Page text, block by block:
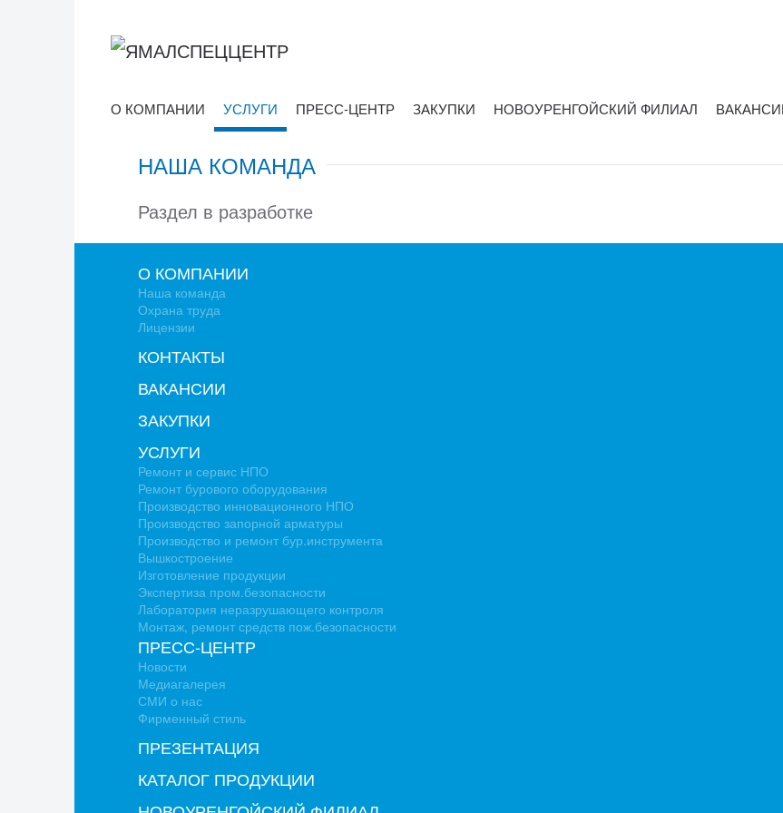
О КОМПАНИИ УСЛУГИ ПРЕСС-ЦЕНТР ЗАКУПКИ НОВОУРЕНГОЙСКИЙ ФИЛИАЛ
НАША КОМАНДА
Раздел в разработке
О КОМПАНИИ
Наша команда
Охрана труда
Лицензии
КОНТАКТЫ
ВАКАНСИИ
ЗАКУПКИ
УСЛУГИ
Ремонт и сервис НПО
Ремонт бурового оборудования
Производство инновационного НПО
Производство запорной арматуры
Производство и ремонт бур.инструмента
Вышкостроение
Изготовление продукции
Экспертиза пром.безопасности
Лаборатория неразрушающего контроля
Монтаж, ремонт средств пож.безопасности
ПРЕСС-ЦЕНТР
Новости
Медиагалерея
СМИ о нас
Фирменный стиль
ПРЕЗЕНТАЦИЯ
КАТАЛОГ ПРОДУКЦИИ